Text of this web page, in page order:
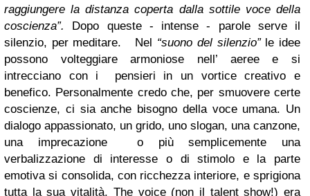
raggiungere la distanza coperta dalla sottile voce della
coscienza”.
Dopo queste - intense - parole serve il
silenzio, per meditare. Nel “suono del silenzio” le idee
possono volteggiare armoniose nell’ aeree e si
intrecciano con i pensieri in un vortice creativo e
benefico. Personalmente credo che, per smuovere certe
coscienze, ci sia anche bisogno della voce umana. Un
dialogo appassionato, un grido, uno slogan, una canzone,
una imprecazione o più semplicemente una
verbalizzazione di interesse o di stimolo e la parte
emotiva si consolida, con ricchezza interiore, e sprigiona
tutta la sua vitalità. The voice (non il talent show!) era